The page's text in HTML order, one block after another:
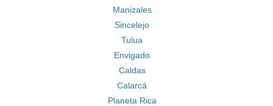
Manizales
Sincelejo
Tulua
Envigado
Caldas
Calarcá
Planeta Rica